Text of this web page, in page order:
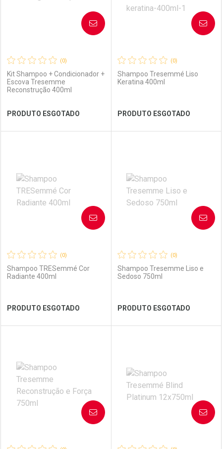
Ver Desconto Convênio Ver Desconto Convênio
(0)
Kit Shampoo + Condicionador +
Escova Tresemme
Reconstrução 400ml
PRODUTO ESGOTADO
AVISE-ME
Laboratório
Ver Desconto Convênio
Por Menos
(0)
Shampoo Tresemmé Liso
Keratina 400ml
PRODUTO ESGOTADO
AVISE-ME
Laboratório
Ver Desconto Convênio
Por Menos
(0)
Shampoo TRESemmé Cor
Radiante 400ml
PRODUTO ESGOTADO
AVISE-ME
Laboratório
Por Menos
(0)
Shampoo Tresemme Liso e
Sedoso 750ml
PRODUTO ESGOTADO
AVISE-ME
Laboratório
Por Menos
AVISE-ME AVISE-ME